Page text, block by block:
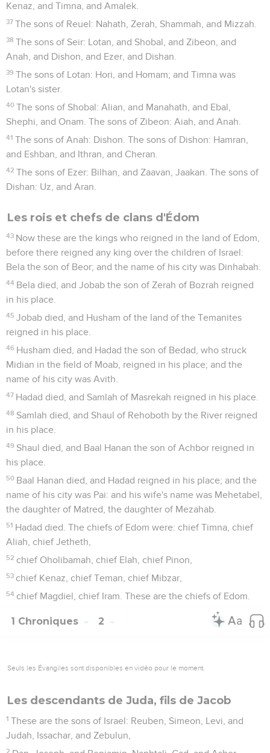
Kenaz, and Timna, and Amalek.
37 The sons of Reuel: Nahath, Zerah, Shammah, and Mizzah.
38 The sons of Seir: Lotan, and Shobal, and Zibeon, and
Anah, and Dishon, and Ezer, and Dishan.
39 The sons of Lotan: Hori, and Homam; and Timna was
Lotan's sister.
40 The sons of Shobal: Alian, and Manahath, and Ebal,
Shephi, and Onam. The sons of Zibeon: Aiah, and Anah.
41 The sons of Anah: Dishon. The sons of Dishon: Hamran,
and Eshban, and Ithran, and Cheran.
42 The sons of Ezer: Bilhan, and Zaavan, Jaakan. The sons of
Dishan: Uz, and Aran.
Les rois et chefs de clans d'Édom
43 Now these are the kings who reigned in the land of Edom,
before there reigned any king over the children of Israel:
Bela the son of Beor; and the name of his city was Dinhabah.
44 Bela died, and Jobab the son of Zerah of Bozrah reigned
in his place.
45 Jobab died, and Husham of the land of the Temanites
reigned in his place.
46 Husham died, and Hadad the son of Bedad, who struck
Midian in the field of Moab, reigned in his place; and the
name of his city was Avith.
47 Hadad died, and Samlah of Masrekah reigned in his place.
48 Samlah died, and Shaul of Rehoboth by the River reigned
in his place.
49 Shaul died, and Baal Hanan the son of Achbor reigned in
his place.
50 Baal Hanan died, and Hadad reigned in his place; and the
name of his city was Pai: and his wife's name was Mehetabel,
the daughter of Matred, the daughter of Mezahab.
51 Hadad died. The chiefs of Edom were: chief Timna, chief
Aliah, chief Jetheth,
52 chief Oholibamah, chief Elah, chief Pinon,
53 chief Kenaz, chief Teman, chief Mibzar,
54 chief Magdiel, chief Iram. These are the chiefs of Edom.
1 Chroniques 2
Seuls les Évangiles sont disponibles en vidéo pour le moment.
Les descendants de Juda, fils de Jacob
1 These are the sons of Israel: Reuben, Simeon, Levi, and
Judah, Issachar, and Zebulun,
2